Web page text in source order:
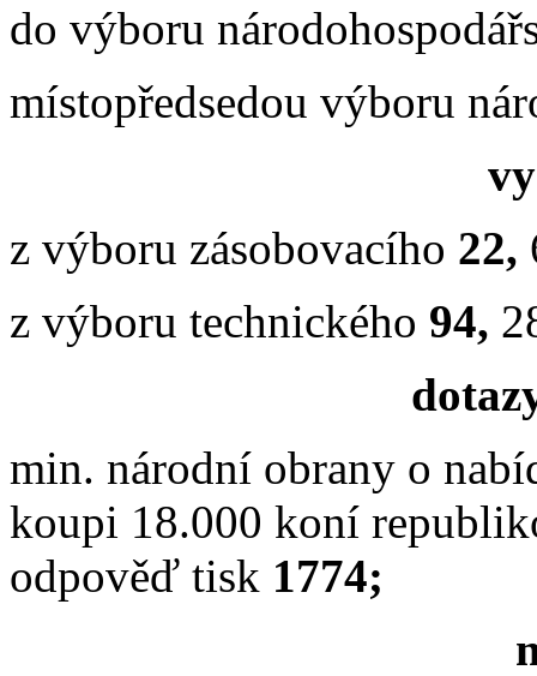
do výboru
místopředsedou výboru
z výboru zásobovacího 22,
z výboru technického 94,
min. národní obrany o
koupi 18.000 koní
odpověď tisk 1774;